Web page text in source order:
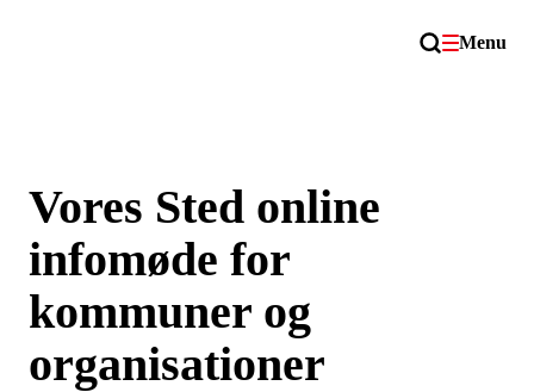
Menu
Vores Sted online
infomøde for
kommuner og
organisationer